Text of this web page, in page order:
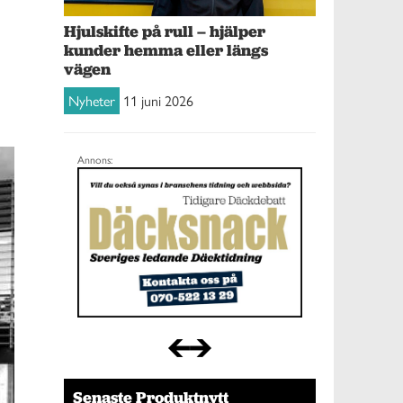
Hjulskifte på rull – hjälper
kunder hemma eller längs
vägen
Nyheter 11 juni 2026
Annons:
Senaste Produktnytt